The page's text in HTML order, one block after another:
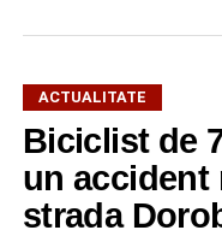
ACTUALITATE
Biciclist de
un accident
strada